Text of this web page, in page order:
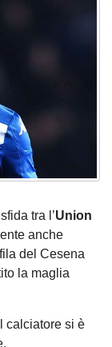
tra l’Union
anche
del Cesena
la maglia
calciatore si è